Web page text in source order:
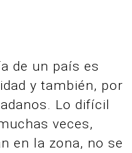
de un país es
y también, por
Lo difícil
veces,
en la zona, no se